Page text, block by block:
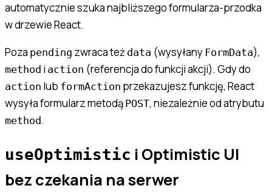
automatycznie szuka najbliższego formularza-przodka
w drzewie React.
Poza pending zwraca też data (wysyłany FormData),
method i action (referencja do funkcji akcji). Gdy do
action lub formAction przekazujesz funkcję, React
wysyła formularz metodą POST, niezależnie od atrybutu
method.
useOptimistic i Optimistic UI
bez czekania na serwer